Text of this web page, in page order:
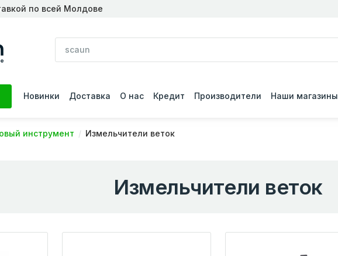
по всей Молдове
Новинки Доставка О нас Кредит Производители Наши магазины
инструмент Измельчители веток
Измельчители веток